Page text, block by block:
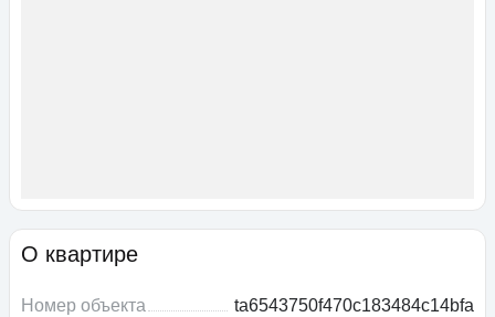
О квартире
Номер объекта
ta6543750f470c183484c14bfa